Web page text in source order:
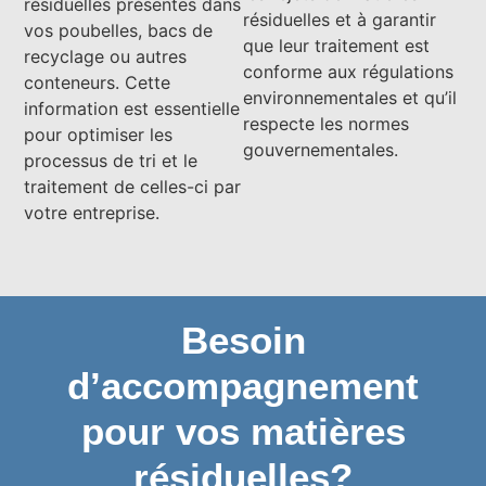
résiduelles présentes dans
vos poubelles, bacs de
recyclage ou autres
conteneurs. Cette
information est essentielle
pour optimiser les
processus de tri et le
traitement de celles-ci par
votre entreprise.
résiduelles et à garantir
que leur traitement est
conforme aux régulations
environnementales et qu’il
respecte les normes
gouvernementales.
Besoin
d’accompagnement
pour vos matières
résiduelles?